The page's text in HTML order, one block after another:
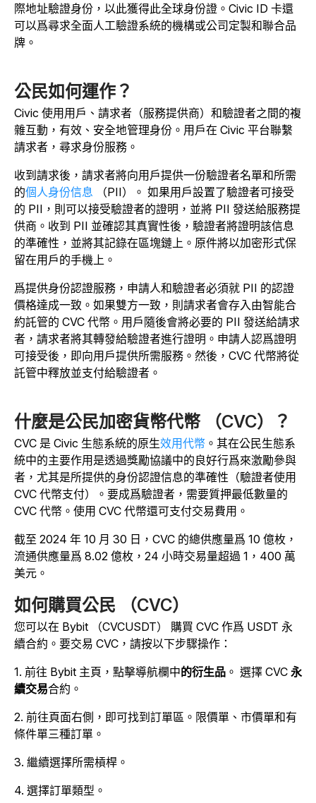
際地址驗證身份，以此獲得此全球身份證。Civic ID 卡還
可以爲尋求全面人工驗證系統的機構或公司定製和聯合品
牌。
公民如何運作？
Civic 使用用戶、請求者（服務提供商）和驗證者之間的複
雜互動，有效、安全地管理身份。用戶在 Civic 平台聯繫
請求者，尋求身份服務。
收到請求後，請求者將向用戶提供一份驗證者名單和所需
的個人身份信息 （PII）。 如果用戶設置了驗證者可接受
的 PII，則可以接受驗證者的證明，並將 PII 發送給服務提
供商。收到 PII 並確認其真實性後，驗證者將證明該信息
的準確性，並將其記錄在區塊鏈上。原件將以加密形式保
留在用戶的手機上。
爲提供身份認證服務，申請人和驗證者必須就 PII 的認證
價格達成一致。如果雙方一致，則請求者會存入由智能合
約託管的 CVC 代幣。用戶隨後會將必要的 PII 發送給請求
者，請求者將其轉發給驗證者進行證明。申請人認爲證明
可接受後，即向用戶提供所需服務。然後，CVC 代幣將從
託管中釋放並支付給驗證者。
什麼是公民加密貨幣代幣 （CVC）？
CVC 是 Civic 生態系統的原生效用代幣 。其在公民生態系
統中的主要作用是透過獎勵協議中的良好行爲來激勵參與
者，尤其是所提供的身份認證信息的準確性（驗證者使用
CVC 代幣支付）。要成爲驗證者，需要質押最低數量的
CVC 代幣。使用 CVC 代幣還可支付交易費用。
截至 2024 年 10 月 30 日，CVC 的總供應量爲 10 億枚，
流通供應量爲 8.02 億枚，24 小時交易量超過 1，400 萬
美元。
如何購買公民 （CVC）
您可以在 Bybit （CVCUSDT） 購買 CVC 作爲 USDT 永
續合約。 要交易 CVC，請按以下步驟操作：
1. 前往 Bybit 主頁，點擊導航欄中的衍生品 。 選擇 CVC 永
續交易合約。
2. 前往頁面右側，即可找到訂單區。限價單、市價單和有
條件單三種訂單。
3. 繼續選擇所需槓桿。
4. 選擇訂單類型。